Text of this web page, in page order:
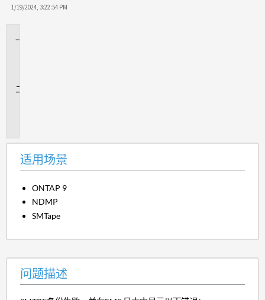
1/19/2024, 3:22:54 PM
适用场景
ONTAP 9
NDMP
SMTape
问题描述